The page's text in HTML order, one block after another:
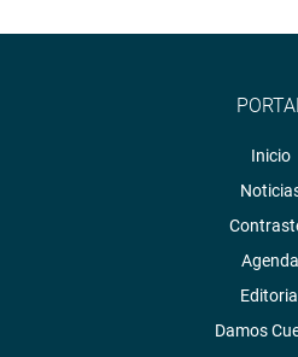
Inicio
Agenda
Editorial
Damos